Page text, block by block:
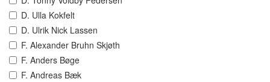
D. Ulla Kokfelt
D. Ulrik Nick Lassen
F. Alexander Bruhn Skjøth
F. Anders Bøge
F. Andreas Bæk